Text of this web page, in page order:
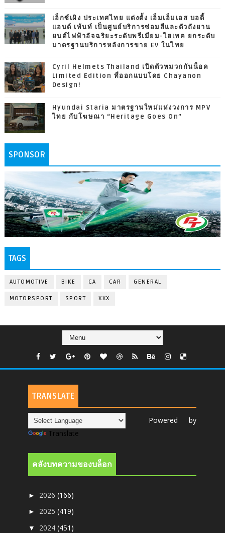
เอ็กซ์เผิง ประเทศไทย แต่งตั้ง เอ็มเอ็มเอส บอดี้
แอนด์ เพ้นท์ เป็นศูนย์บริการซ่อมสีและตัวถังยาน
ยนต์ไฟฟ้าอัจฉริยะระดับพรีเมียม-ไฮเทค ยกระดับ
มาตรฐานบริการหลังการขาย EV ในไทย
Cyril Helmets Thailand เปิดตัวหมวกกันน็อค
Limited Edition ที่ออกแบบโดย Chayanon
Design!
Hyundai Staria มาตรฐานใหม่แห่งวงการ MPV
ไทย กับโฆษณา “Heritage Goes On”
SPONSOR
TAGS
AUTOMOTIVE BIKE CA CAR GENERAL
MOTORSPORT SPORT XXX
TRANSLATE
Powered by
Translate
คลังบทความของบล็อก
► 2026(166)
► 2025(419)
▼ 2024(451)